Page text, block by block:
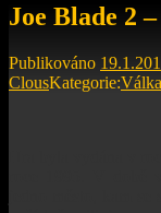
Joe Blade 2
Publikováno
ClousKategorie: